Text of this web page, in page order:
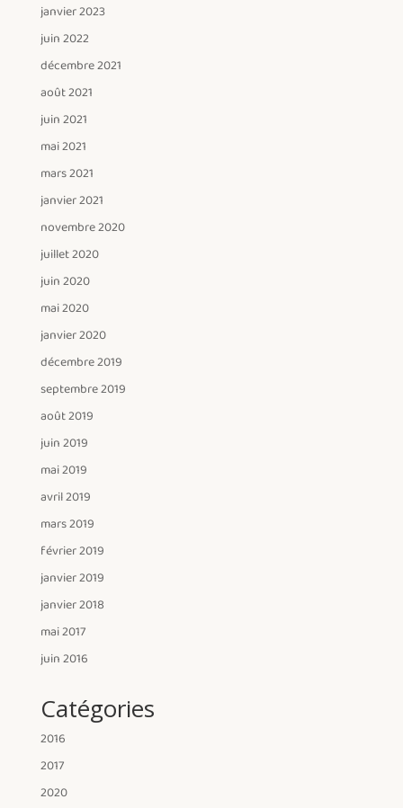
janvier 2023
juin 2022
décembre 2021
août 2021
juin 2021
mai 2021
mars 2021
janvier 2021
novembre 2020
juillet 2020
juin 2020
mai 2020
janvier 2020
décembre 2019
septembre 2019
août 2019
juin 2019
mai 2019
avril 2019
mars 2019
février 2019
janvier 2019
janvier 2018
mai 2017
juin 2016
Catégories
2016
2017
2020